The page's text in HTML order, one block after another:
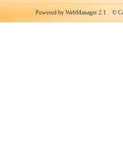
Powered by WebManager 2.1 ©